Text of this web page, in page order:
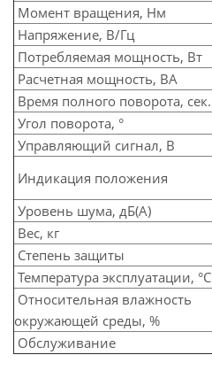
Момент вращения, Нм
Напряжение, В/Гц
Потребляемая мощность, Вт
Расчетная мощность, ВА
Время полного поворота, сек.
Угол поворота, °
Управляющий сигнал, В
Индикация положения
Уровень шума, дБ(А)
Вес, кг
Степень защиты
Температура эксплуатации, °C
Относительная влажность
окружающей среды, %
Обслуживание